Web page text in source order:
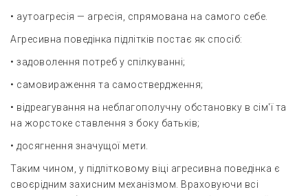
• аутоагресія — агресія, спрямована на самого себе.
Агресивна поведінка підлітків постає як спосіб:
• задоволення потреб у спілкуванні;
• самовираження та самоствердження;
• відреагування на неблагополучну обстановку в сім'ї та
на жорстоке ставлення з боку батьків;
• досягнення значущої мети.
Таким чином, у підлітковому віці агресивна поведінка є
своєрідним захисним механізмом. Враховуючи всі